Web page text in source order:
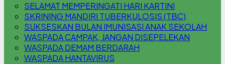
SELAMAT MEMPERINGATI HARI KARTINI
SKRINING MANDIRI TUBERKULOSIS (TBC)
SUKSESKAN BULAN IMUNISASI ANAK SEKOLAH
WASPADA CAMPAK, JANGAN DISEPELEKAN
WASPADA DEMAM BERDARAH
WASPADA HANTAVIRUS